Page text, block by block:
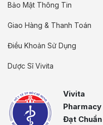
Bảo Mật Thông Tin
Giao Hàng & Thanh Toán
Điều Khoản Sử Dụng
Dược Sĩ Vivita
Vivita
Pharmacy
Đạt Chuẩn